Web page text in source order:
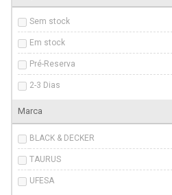
Sem stock
Em stock
Pré-Reserva
2-3 Dias
Marca
BLACK & DECKER
TAURUS
UFESA